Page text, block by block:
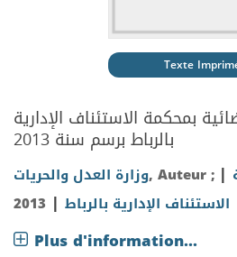
Texte
بمحكمة الاستئناف الإدارية
بالرباط برسم سنة 2013
وزارة العدل والحريات, Auteur ; |
الاستئناف الإدارية بالرباط |
2013
Plus d'information...